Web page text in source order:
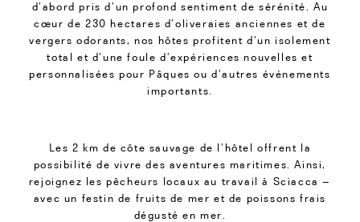
d’abord pris d’un profond sentiment de sérénité. Au
cœur de 230 hectares d’oliveraies anciennes et de
vergers odorants, nos hôtes profitent d’un isolement
total et d’une foule d’expériences nouvelles et
personnalisées pour Pâques ou d’autres événements
importants.
Les 2 km de côte sauvage de l’hôtel offrent la
possibilité de vivre des aventures maritimes. Ainsi,
rejoignez les pêcheurs locaux au travail à Sciacca –
avec un festin de fruits de mer et de poissons frais
dégusté en mer.